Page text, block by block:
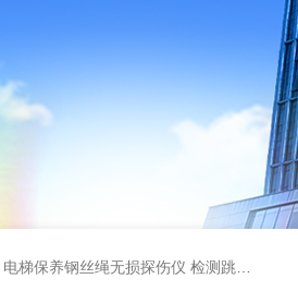
电梯保养钢丝绳无损探伤仪 检测跳丝/断丝